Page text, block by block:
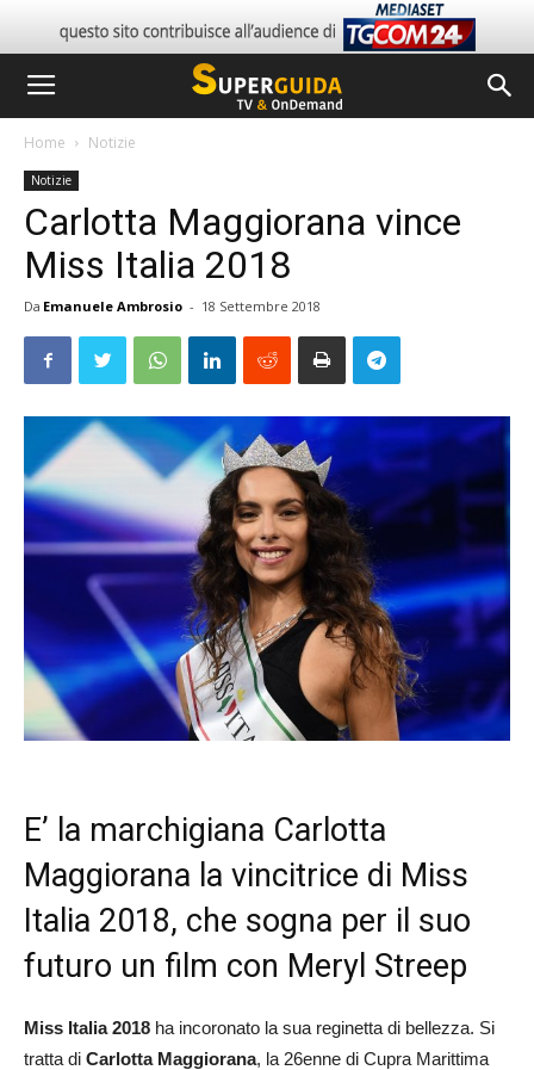
Home Notizie
Notizie
Carlotta Maggiorana vince
Miss Italia 2018
Da Emanuele Ambrosio - 18 Settembre 2018
E’ la marchigiana Carlotta
Maggiorana la vincitrice di Miss
Italia 2018, che sogna per il suo
futuro un film con Meryl Streep
Miss Italia 2018 ha incoronato la sua reginetta di bellezza. Si
tratta di Carlotta Maggiorana, la 26enne di Cupra Marittima